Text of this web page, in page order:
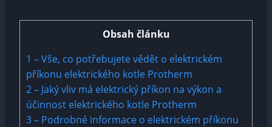
Obsah článku
1 – Vše, co potřebujete vědět o elektrickém
příkonu elektrického kotle Protherm
2– Jaký vliv má elektrický příkon na výkon a
účinnost elektrického kotle Protherm
3– Podrobné informace o elektrickém příkonu